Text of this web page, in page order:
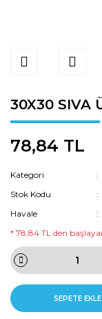
30X30 SIVA
78,84 TL
Kategori
Stok Kodu
Havale
* 78,84 TL den
SEPETE EKLE